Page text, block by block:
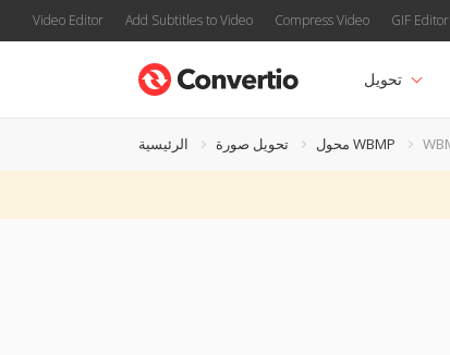
Video Editor Add Subtitles to Video Compress Video GIF Editor
تحويل
الرئيسية تحويل صورة محول WBMP